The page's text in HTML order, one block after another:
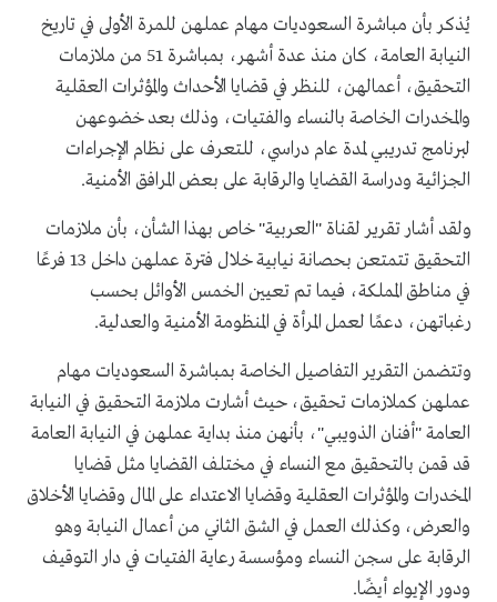
يُذكر بأن مباشرة السعوديات مهام عملهن للمرة الأولى في تاريخ
النيابة العامة، كان منذ عدة أشهر، بمباشرة 51 من ملازمات
التحقيق، أعمالهن، للنظر في قضايا الأحداث والمؤثرات العقلية
والمخدرات الخاصة بالنساء والفتيات، وذلك بعد خضوعهن
لبرنامج تدريبي لمدة عام دراسي، للتعرف على نظام الإجراءات
الجزائية ودراسة القضايا والرقابة على بعض المرافق الأمنية.
ولقد أشار تقرير لقناة "العربية" خاص بهذا الشأن، بأن ملازمات
التحقيق تتمتعن بحصانة نيابية خلال فترة عملهن داخل 13 فرعًا
في مناطق المملكة، فيما تم تعيين الخمس الأوائل بحسب
رغباتهن، دعمًا لعمل المرأة في المنظومة الأمنية والعدلية.
وتتضمن التقرير التفاصيل الخاصة بمباشرة السعوديات مهام
عملهن كملازمات تحقيق، حيث أشارت ملازمة التحقيق في النيابة
العامة "أفنان الذويبي"، بأنهن منذ بداية عملهن في النيابة العامة
قد قمن بالتحقيق مع النساء في مختلف القضايا مثل قضايا
المخدرات والمؤثرات العقلية وقضايا الاعتداء على المال وقضايا الأخلاق
والعرض، وكذلك العمل في الشق الثاني من أعمال النيابة وهو
الرقابة على سجن النساء ومؤسسة رعاية الفتيات في دار التوقيف
ودور الإيواء أيضًا.